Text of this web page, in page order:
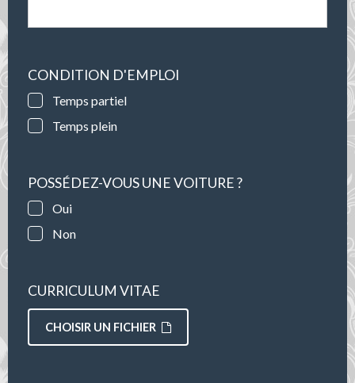
CONDITION D'EMPLOI
Temps partiel
Temps plein
POSSÉDEZ-VOUS UNE VOITURE ?
Oui
Non
CURRICULUM VITAE
CHOISIR UN FICHIER